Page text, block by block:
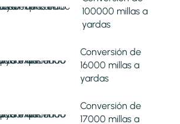
100000 millas a
yardas
Conversión de
16000 millas a
yardas
Conversión de
17000 millas a